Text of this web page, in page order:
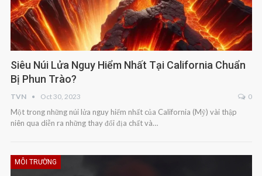
Siêu Núi Lửa Nguy Hiểm Nhất Tại California Chuẩn
Bị Phun Trào?
TVN Oct 30, 2023 0
Một trong những núi lửa nguy hiểm nhất của California (Mỹ) vài thập
niên qua diễn ra những thay đổi địa chất và…
MÔI TRƯỜNG